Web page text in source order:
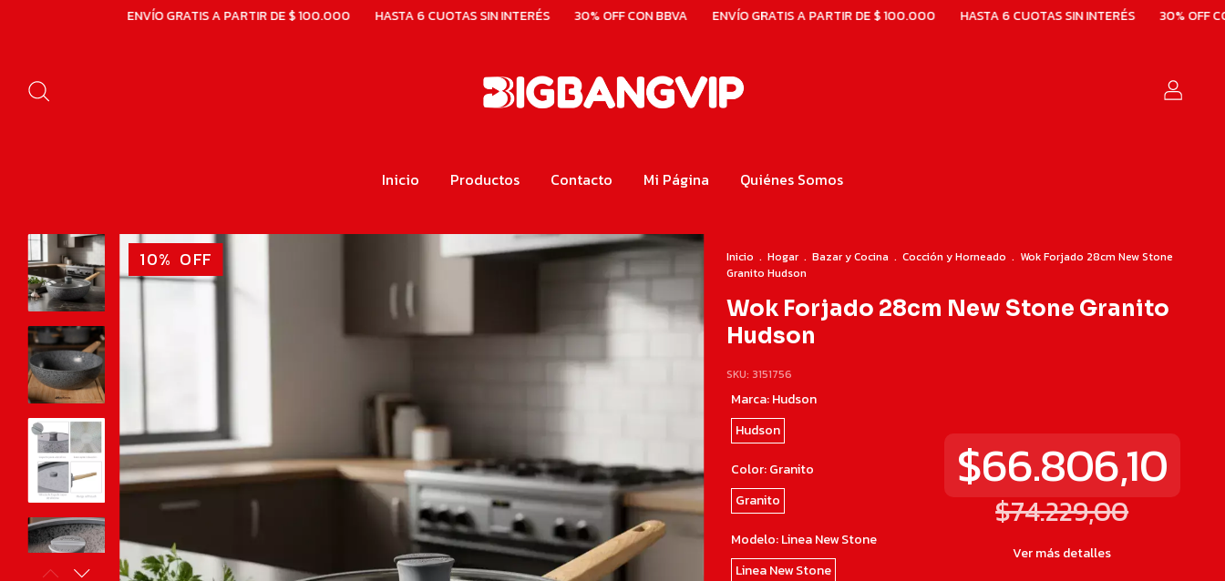
ENVÍO GRATIS A PARTIR DE $ 100.000 HASTA 6 CUOTAS SIN INTERÉS 30% OFF CON BBVA ENVÍO GRATIS A PARTIR DE $ 100.000 HASTA 6 CUOTAS SIN INTERÉS 30% OFF CON BBVA
Inicio Productos Contacto Mi Página Quiénes Somos
10% OFF Inicio . Hogar . Bazar y Cocina . Cocción y Horneado . Wok Forjado 28cm New Stone
Granito Hudson
Wok Forjado 28cm New Stone Granito
Hudson
SKU: 3151756
$66.806,10
$74.229,00
Ver más detalles
Marca:Hudson
Hudson
Color:Granito
Granito
Modelo:Linea New Stone
Linea New Stone